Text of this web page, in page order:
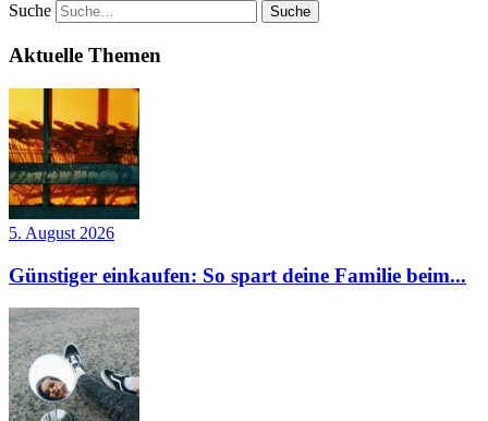
Suche
Aktuelle Themen
5. August 2026
Günstiger einkaufen: So spart deine Familie beim...